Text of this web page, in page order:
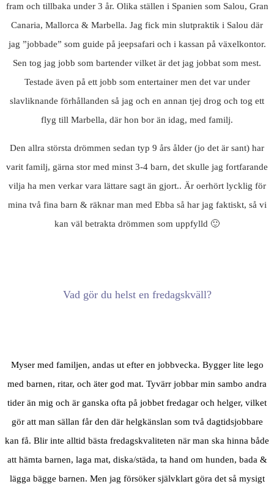
fram och tillbaka under 3 år. Olika ställen i Spanien som Salou, Gran
Canaria, Mallorca & Marbella. Jag fick min slutpraktik i Salou där
jag ”jobbade” som guide på jeepsafari och i kassan på växelkontor.
Sen tog jag jobb som bartender vilket är det jag jobbat som mest.
Testade även på ett jobb som entertainer men det var under
slavliknande förhållanden så jag och en annan tjej drog och tog ett
flyg till Marbella, där hon bor än idag, med familj.
Den allra största drömmen sedan typ 9 års ålder (jo det är sant) har
varit familj, gärna stor med minst 3-4 barn, det skulle jag fortfarande
vilja ha men verkar vara lättare sagt än gjort.. Är oerhört lycklig för
mina två fina barn & räknar man med Ebba så har jag faktiskt, så vi
kan väl betrakta drömmen som uppfylld 🙂
Vad gör du helst en fredagskväll?
Myser med familjen, andas ut efter en jobbvecka. Bygger lite lego
med barnen, ritar, och äter god mat. Tyvärr jobbar min sambo andra
tider än mig och är ganska ofta på jobbet fredagar och helger, vilket
gör att man sällan får den där helgkänslan som två dagtidsjobbare
kan få. Blir inte alltid bästa fredagskvaliteten när man ska hinna både
att hämta barnen, laga mat, diska/städa, ta hand om hunden, bada &
lägga bägge barnen. Men jag försöker självklart göra det så mysigt